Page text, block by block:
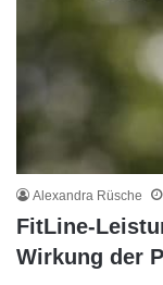
Alexandra Rüsche
FitLine-
Wirkung der